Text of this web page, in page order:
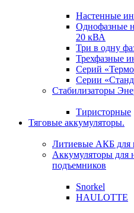
Настенные
Однофазные
20 кВА
Три в одну
Трехфазные
Серий
Серии
Стабилизаторы
Тиристорные
Тяговые аккумуляторы.
Литиевые АКБ для
Аккумуляторы
подъемников
Snorkel
HAULOTTE